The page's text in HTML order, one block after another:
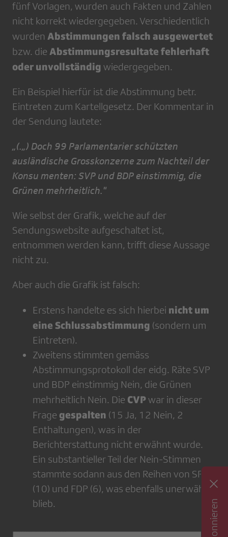
fünf Vorlagen, wurden auch Fakten und Zahlen
nicht korrekt wiedergegeben. Verschiedentlich
wurden Abstimmungen falsch ausgewertet
bzw. die Abstimmungsresultate fehlerhaft
oder unvollständig wiedergegeben.
Ein Beispiel hierfür ist die Abstimmung betr.
Eintreten zum Kartellgesetz. Der Kommentar in
der Sendung lautete:
„(.„) Doch 99 Parlamentarier schützten
ausländische Grosskonzerne zum Nachteil der
Konsu menten: SVP und BDP einstimmig, die
Grünen mehrheitlich."
Wie selbst der Grafik, welche auf der
Sendungswebsite aufgeschaltet ist,
entnommen werden kann, trifft diese Aussage
nicht zu.
Aber auch die Grafik ist falsch:
Erstens handelte es sich hierbei nicht um
eine Schlussabstimmung (sondern um
Eintreten).
Zweitens stimmten gemäss
Abstimmungsprotokoll der eidg. Räte SVP
und BDP einstimmig Nein, die Grünen
mehrheitlich Nein. Die CVPwar in dieser
Frage gespalten (15 Ja, 12 Nein, 2
Enthaltungen), was in der
Berichterstattung nicht erwähnt wurde.
Ein substantieller Teil der Nein-Stimmen
stammte sodann aus den Reihen von SP
(10) und FDP (6), was ebenfalls unerwähnt
blieb.